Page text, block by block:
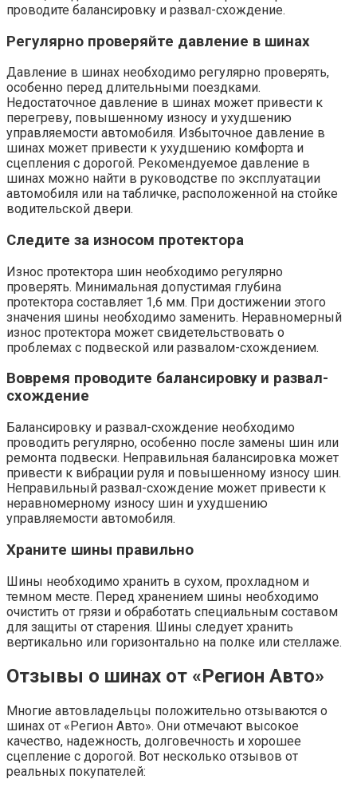
проводите балансировку и развал-схождение.
Регулярно проверяйте давление в шинах
Давление в шинах необходимо регулярно проверять,
особенно перед длительными поездками.
Недостаточное давление в шинах может привести к
перегреву, повышенному износу и ухудшению
управляемости автомобиля. Избыточное давление в
шинах может привести к ухудшению комфорта и
сцепления с дорогой. Рекомендуемое давление в
шинах можно найти в руководстве по эксплуатации
автомобиля или на табличке, расположенной на стойке
водительской двери.
Следите за износом протектора
Износ протектора шин необходимо регулярно
проверять. Минимальная допустимая глубина
протектора составляет 1,6 мм. При достижении этого
значения шины необходимо заменить. Неравномерный
износ протектора может свидетельствовать о
проблемах с подвеской или развалом-схождением.
Вовремя проводите балансировку и развал-
схождение
Балансировку и развал-схождение необходимо
проводить регулярно, особенно после замены шин или
ремонта подвески. Неправильная балансировка может
привести к вибрации руля и повышенному износу шин.
Неправильный развал-схождение может привести к
неравномерному износу шин и ухудшению
управляемости автомобиля.
Храните шины правильно
Шины необходимо хранить в сухом, прохладном и
темном месте. Перед хранением шины необходимо
очистить от грязи и обработать специальным составом
для защиты от старения. Шины следует хранить
вертикально или горизонтально на полке или стеллаже.
Отзывы о шинах от «Регион Авто»
Многие автовладельцы положительно отзываются о
шинах от «Регион Авто». Они отмечают высокое
качество, надежность, долговечность и хорошее
сцепление с дорогой. Вот несколько отзывов от
реальных покупателей: